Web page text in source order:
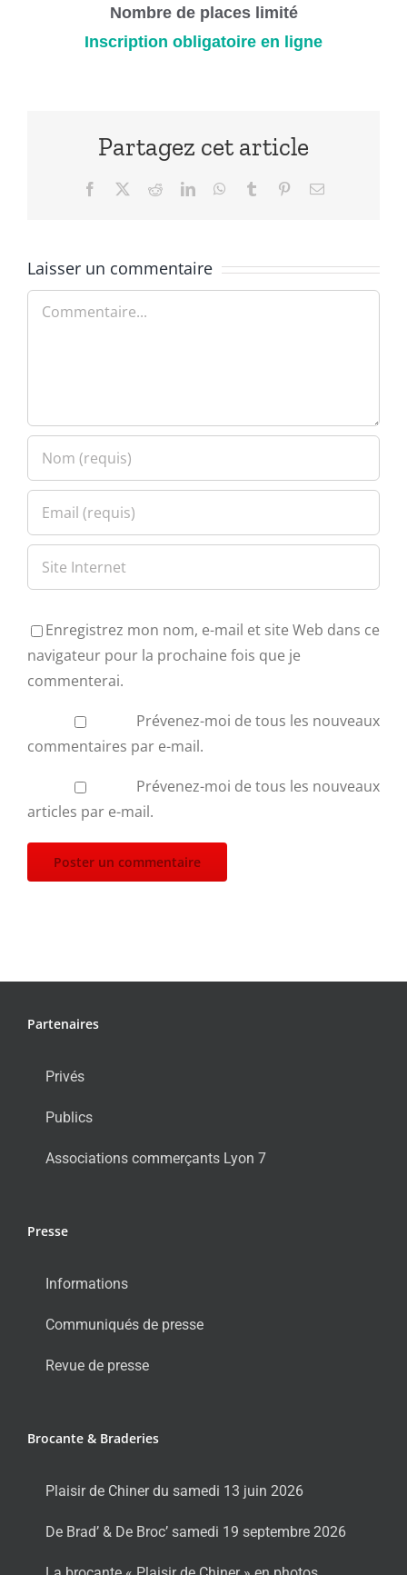
Nombre de places limité
Inscription obligatoire en ligne
Partagez cet article
Facebook RedditLinkedInWhatsApp
Tumblr PinterestEmail
Laisser un commentaire
Commentaire
Enregistrez mon nom, e-mail et site Web dans ce
navigateur pour la prochaine fois que je
commenterai.
Prévenez-moi de tous les nouveaux
commentaires par e-mail.
Prévenez-moi de tous les nouveaux
articles par e-mail.
Partenaires
Privés
Publics
Associations commerçants Lyon 7
Presse
Informations
Communiqués de presse
Revue de presse
Brocante & Braderies
Plaisir de Chiner du samedi 13 juin 2026
De Brad’ & De Broc’ samedi 19 septembre 2026